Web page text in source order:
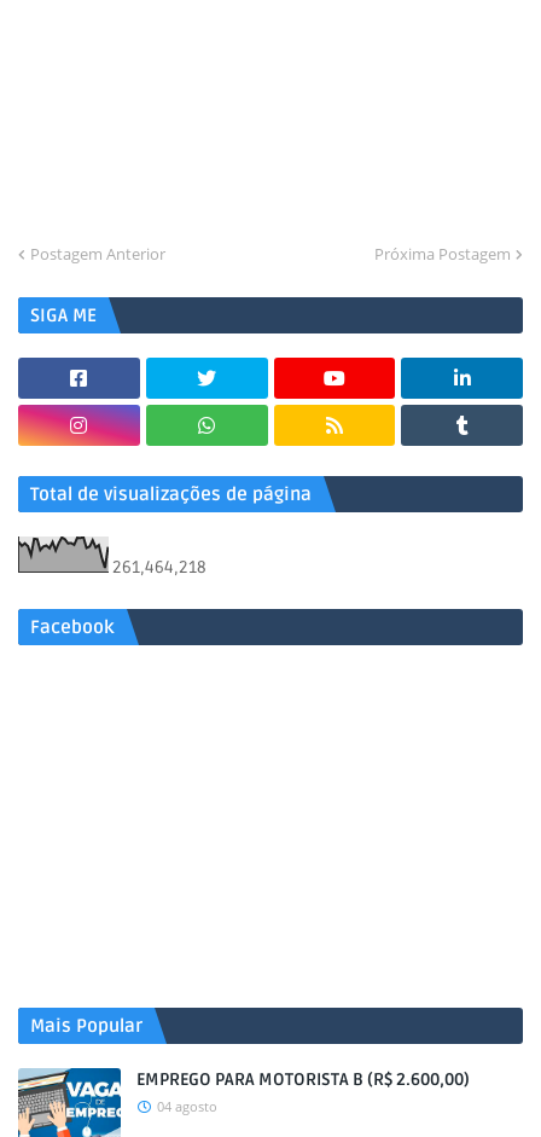
Postagem Anterior Próxima Postagem
SIGA ME
Total de visualizações de página
261,464,218
Facebook
Mais Popular
EMPREGO PARA MOTORISTA B (R$ 2.600,00)
04 agosto